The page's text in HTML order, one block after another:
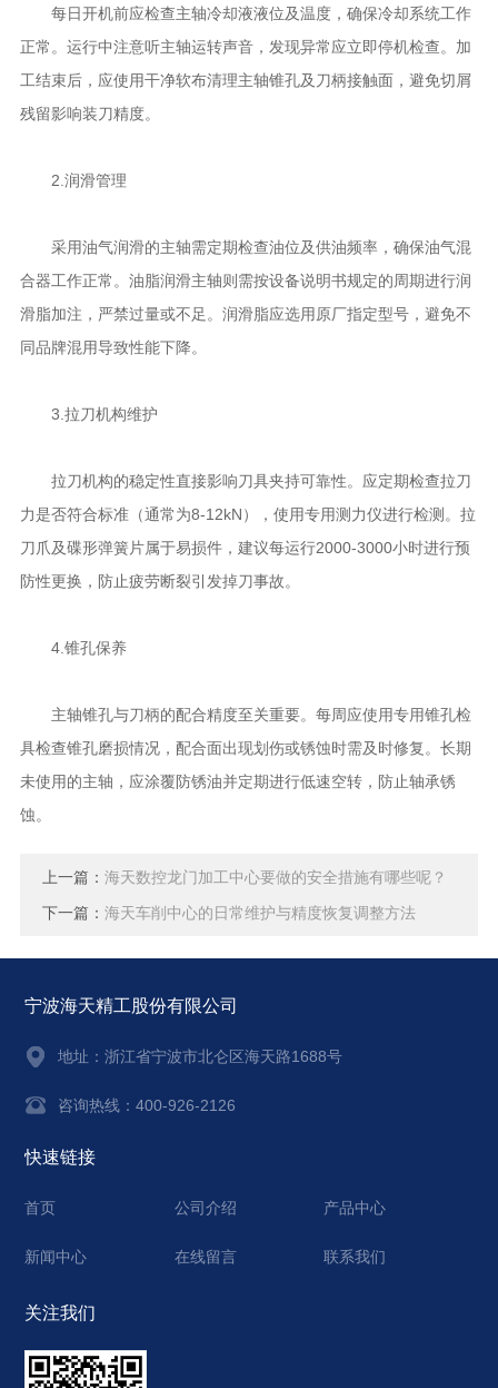
每日开机前应检查主轴冷却液液位及温度，确保冷却系统工作
正常。运行中注意听主轴运转声音，发现异常应立即停机检查。加
工结束后，应使用干净软布清理主轴锥孔及刀柄接触面，避免切屑
残留影响装刀精度。
2.润滑管理
采用油气润滑的主轴需定期检查油位及供油频率，确保油气混
合器工作正常。油脂润滑主轴则需按设备说明书规定的周期进行润
滑脂加注，严禁过量或不足。润滑脂应选用原厂指定型号，避免不
同品牌混用导致性能下降。
3.拉刀机构维护
拉刀机构的稳定性直接影响刀具夹持可靠性。应定期检查拉刀
力是否符合标准（通常为8-12kN），使用专用测力仪进行检测。拉
刀爪及碟形弹簧片属于易损件，建议每运行2000-3000小时进行预
防性更换，防止疲劳断裂引发掉刀事故。
4.锥孔保养
主轴锥孔与刀柄的配合精度至关重要。每周应使用专用锥孔检
具检查锥孔磨损情况，配合面出现划伤或锈蚀时需及时修复。长期
未使用的主轴，应涂覆防锈油并定期进行低速空转，防止轴承锈
蚀。
上一篇： 海天数控龙门加工中心要做的安全措施有哪些呢？
下一篇： 海天车削中心的日常维护与精度恢复调整方法
宁波海天精工股份有限公司
地址：浙江省宁波市北仑区海天路1688号
咨询热线：400-926-2126
快速链接
首页 公司介绍 产品中心
新闻中心 在线留言 联系我们
关注我们